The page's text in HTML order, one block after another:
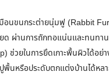
มือนขนกระต่ายนุ่มฟู (Rabbit
ด ผ่านการถักทอแน่นและทนทา
ช่วยในการยึดเกาะพื้นผิวได้อย่
ปูพื้นหรือประดับตกแต่งบ้านได้ห